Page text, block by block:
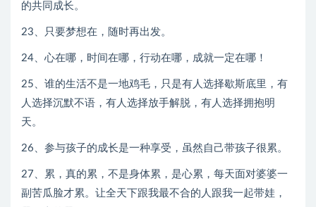
的共同成长。
23、只要梦想在，随时再出发。
24、心在哪，时间在哪，行动在哪，成就一定在哪！
25、谁的生活不是一地鸡毛，只是有人选择歇斯底里，有
人选择沉默不语，有人选择放手解脱，有人选择拥抱明
天。
26、参与孩子的成长是一种享受，虽然自己带孩子很累。
27、累，真的累，不是身体累，是心累，每天面对婆婆一
副苦瓜脸才累。让全天下跟我最不合的人跟我一起带娃，